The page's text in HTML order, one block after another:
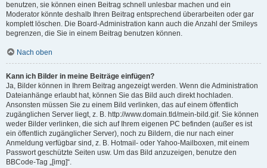
benutzen, sie können einen Beitrag schnell unlesbar machen und ein
Moderator könnte deshalb Ihren Beitrag entsprechend überarbeiten oder gar
komplett löschen. Die Board-Administration kann auch die Anzahl der Smileys
begrenzen, die Sie in einem Beitrag benutzen können.
Nach oben
Kann ich Bilder in meine Beiträge einfügen?
Ja, Bilder können in Ihrem Beitrag angezeigt werden. Wenn die Administration
Dateianhänge erlaubt hat, können Sie das Bild auch direkt hochladen.
Ansonsten müssen Sie zu einem Bild verlinken, das auf einem öffentlich
zugänglichen Server liegt, z. B. http://www.domain.tld/mein-bild.gif. Sie können
weder Bilder verlinken, die sich auf Ihrem eigenen PC befinden (außer es ist
ein öffentlich zugänglicher Server), noch zu Bildern, die nur nach einer
Anmeldung verfügbar sind, z. B. Hotmail- oder Yahoo-Mailboxen, mit einem
Passwort geschützte Seiten usw. Um das Bild anzuzeigen, benutze den
BBCode-Tag „[img]“.